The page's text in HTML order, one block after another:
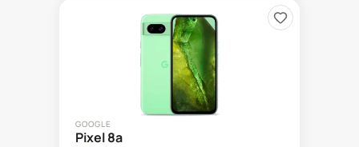
GOOGLE
Pixel 8a